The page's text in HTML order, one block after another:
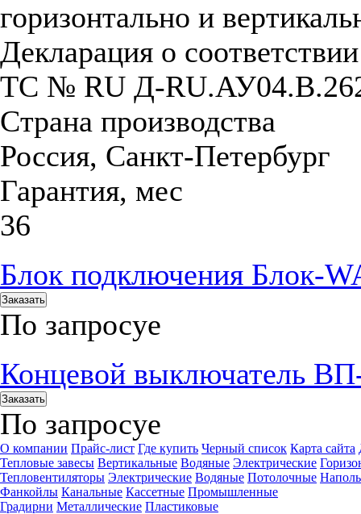
горизонтально и
Декларация о
ТС № RU Д-
Страна производства
Россия, Санкт-Петербург
Гарантия, мес
36
Блок подключения Блок-
Заказать
По запросуе
Концевой выключатель
Заказать
По запросуе
О компании Прайс-лист Где купить Черный список Карта сайта
Тепловые завесы Вертикальные Водяные Электрические
Тепловентиляторы Электрические Водяные Потолочные
Фанкойлы Канальные Кассетные Промышленные
Градирни Металлические Пластиковые